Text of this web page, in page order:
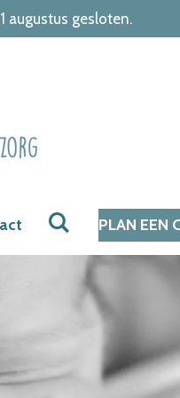
augustus gesloten.
PLAN EEN